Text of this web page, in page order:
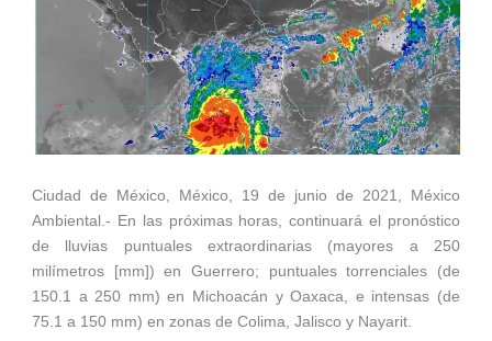
Ciudad de México, México, 19 de junio de 2021, México
Ambiental.- En las próximas horas, continuará el pronóstico
de lluvias puntuales extraordinarias (mayores a 250
milímetros [mm]) en Guerrero; puntuales torrenciales (de
150.1 a 250 mm) en Michoacán y Oaxaca, e intensas (de
75.1 a 150 mm) en zonas de Colima, Jalisco y Nayarit.